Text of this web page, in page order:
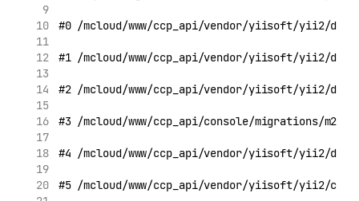
#0 /mcloud/www/ccp_api/vendor/yiisoft/yii2/db/
#1 /mcloud/www/ccp_api/vendor/yiisoft/yii2/db/
#2 /mcloud/www/ccp_api/vendor/yiisoft/yii2/db/
#3 /mcloud/www/ccp_api/console/migrations/
#4 /mcloud/www/ccp_api/vendor/yiisoft/yii2/db/
#5 /mcloud/www/ccp_api/vendor/yiisoft/yii2/